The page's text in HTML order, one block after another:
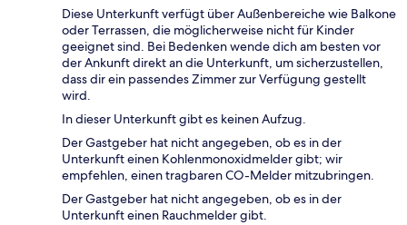
Diese Unterkunft verfügt über Außenbereiche wie Balkone
oder Terrassen, die möglicherweise nicht für Kinder
geeignet sind. Bei Bedenken wende dich am besten vor
der Ankunft direkt an die Unterkunft, um sicherzustellen,
dass dir ein passendes Zimmer zur Verfügung gestellt
wird.
In dieser Unterkunft gibt es keinen Aufzug.
Der Gastgeber hat nicht angegeben, ob es in der
Unterkunft einen Kohlenmonoxidmelder gibt; wir
empfehlen, einen tragbaren CO-Melder mitzubringen.
Der Gastgeber hat nicht angegeben, ob es in der
Unterkunft einen Rauchmelder gibt.